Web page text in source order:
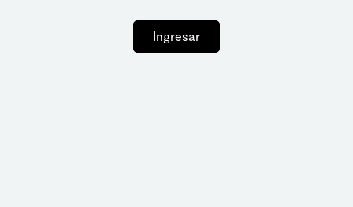
Ingresar